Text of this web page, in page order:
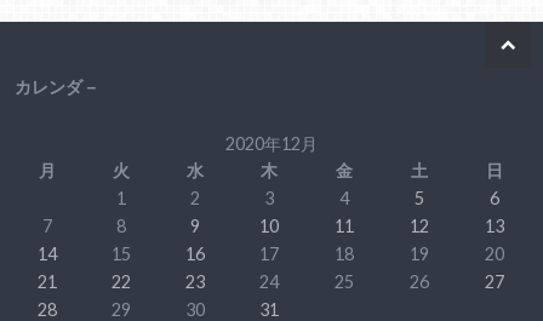
カレンダ－
2020年12月
月
火 水 木 金 土
日
1
2 3 4 5
6
7
8 9 10 11 12
13
14
15 16 17 18 19
20
21
22 23 24 25 26
27
28
29 30
31